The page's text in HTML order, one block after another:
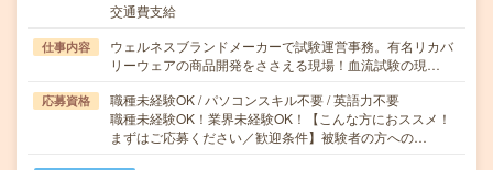
交通費支給
仕事内容
ウェルネスブランドメーカーで試験運営事務。有名リカバ
リーウェアの商品開発をささえる現場！血流試験の現…
応募資格
職種未経験OK / パソコンスキル不要 / 英語力不要
職種未経験OK！業界未経験OK！【こんな方におススメ！
まずはご応募ください／歓迎条件】被験者の方への…